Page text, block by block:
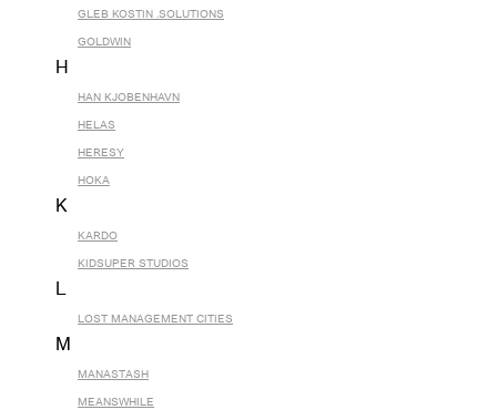
GLEB KOSTIN .SOLUTIONS
GOLDWIN
H
HAN KJOBENHAVN
HELAS
HERESY
HOKA
K
KARDO
KIDSUPER STUDIOS
L
LOST MANAGEMENT CITIES
M
MANASTASH
MEANSWHILE